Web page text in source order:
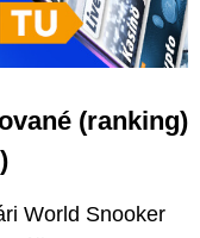
(ranking)
World Snooker